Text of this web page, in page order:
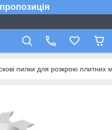
пилки для розкрою плитних